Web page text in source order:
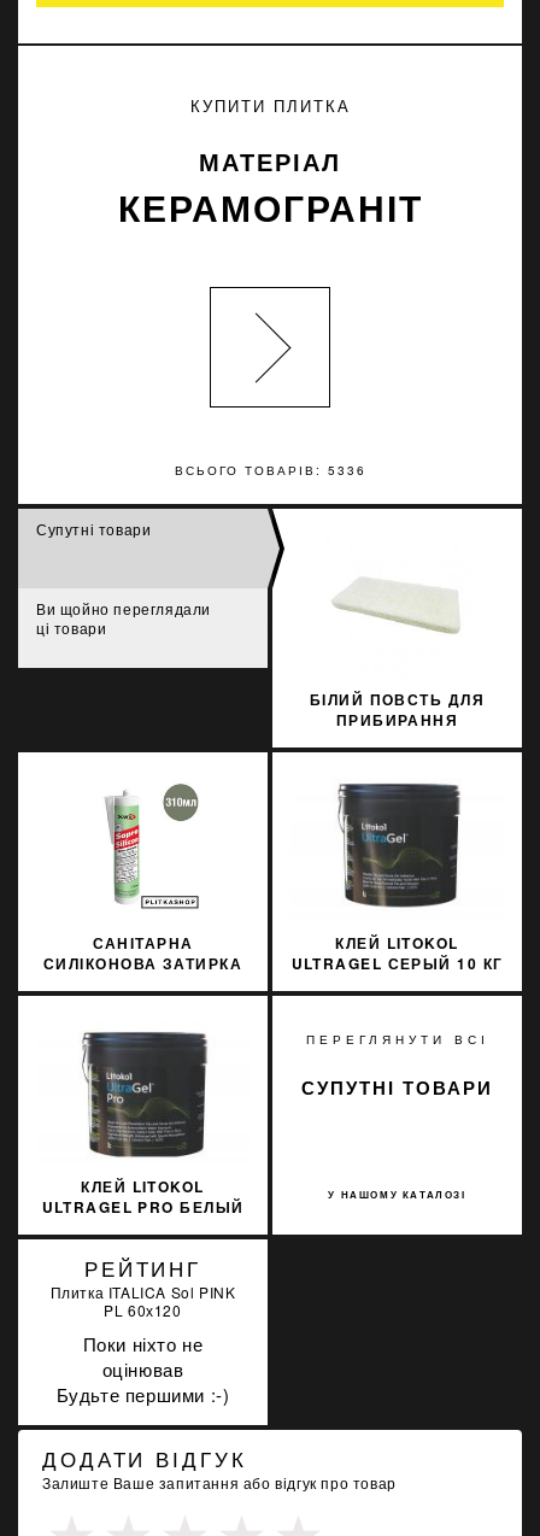
ВСЬОГО ТОВАРІВ: 5336
КУПИТИ ПЛИТКА
МАТЕРІАЛ
КЕРАМОГРАНІТ
Супутні товари
Ви щойно переглядали
ці товари
БІЛИЙ ПОВСТЬ ДЛЯ
ПРИБИРАННЯ
109GBNC
САНІТАРНА
СИЛІКОНОВА ЗАТИРКА
КЛЕЙ LITOKOL
ULTRAGEL СЕРЫЙ 10 КГ
КЛЕЙ LITOKOL
ULTRAGEL PRO БЕЛЫЙ
ПЕРЕГЛЯНУТИ ВСІ
У НАШОМУ КАТАЛОЗІ
СУПУТНІ ТОВАРИ
РЕЙТИНГ
Плитка ITALICA Sol PINK
PL 60х120
Поки ніхто не
оцінював
Будьте першими :-)
ДОДАТИ ВІДГУК
Залиште Ваше запитання або відгук про товар